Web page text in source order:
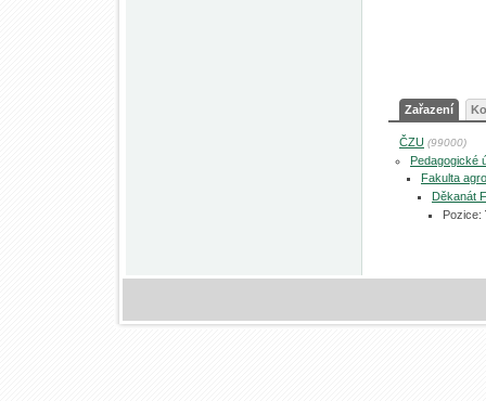
Zařazení
ČZU (99000)
Pedagogické
Fakulta
Děkanát
Pozice: